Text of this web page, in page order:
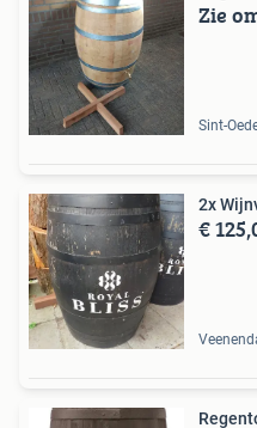
Zie
Sint-
2x
€